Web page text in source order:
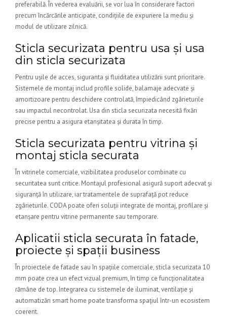
preferabilă. În vederea evaluării, se vor lua în considerare factori
precum încărcările anticipate, condițiile de expunere la mediu și
modul de utilizare zilnică.
Sticla securizata pentru usa și usa
din sticla securizata
Pentru ușile de acces, siguranta și fluiditatea utilizării sunt prioritare.
Sistemele de montaj includ profile solide, balamaje adecvate și
amortizoare pentru deschidere controlată, împiedicând zgârieturile
sau impactul necontrolat. Usa din sticla securizata necesită fixări
precise pentru a asigura etanșitatea și durata în timp.
Sticla securizata pentru vitrina și
montaj sticla securata
În vitrinele comerciale, vizibilitatea produselor combinate cu
securitatea sunt critice. Montajul profesional asigură suport adecvat și
siguranță în utilizare, iar tratamentele de suprafață pot reduce
zgârieturile. CODA poate oferi soluții integrate de montaj, profilare și
etanșare pentru vitrine permanente sau temporare.
Aplicatii sticla securata în fatade,
proiecte și spații business
În proiectele de fatade sau în spațiile comerciale, sticla securizata 10
mm poate crea un efect vizual premium, în timp ce funcționalitatea
rămâne de top. Integrarea cu sistemele de iluminat, ventilație și
automatizări smart home poate transforma spațiul într-un ecosistem
coerent.